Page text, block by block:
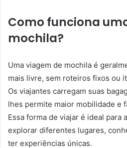
Como funciona
mochila?
Uma viagem de mochila é
mais livre, sem roteiros fixos ou
Os viajantes carregam suas
lhes permite maior mobilidade e
Essa forma de viajar é ideal para
explorar diferentes lugares,
ter experiências únicas.